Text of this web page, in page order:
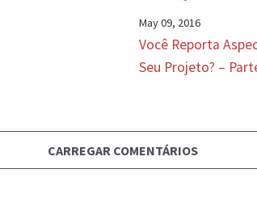
May 09, 2016
Você Reporta
Seu Projeto? –
CARREGAR COMENTÁRIOS